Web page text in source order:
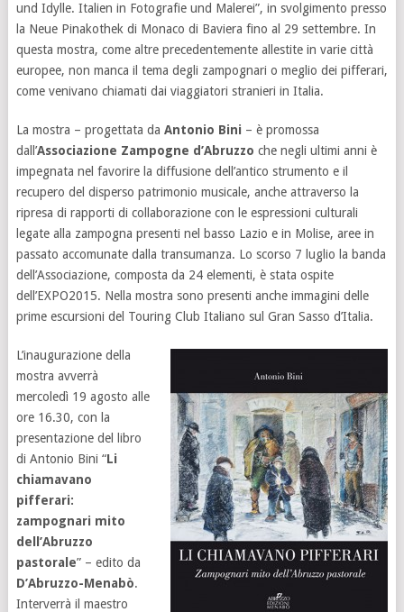
und Idylle. Italien in Fotografie und Malerei”, in svolgimento presso
la Neue Pinakothek di Monaco di Baviera fino al 29 settembre. In
questa mostra, come altre precedentemente allestite in varie città
europee, non manca il tema degli zampognari o meglio dei pifferari,
come venivano chiamati dai viaggiatori stranieri in Italia.
La mostra – progettata da Antonio Bini – è promossa
dall’Associazione Zampogne d’Abruzzo che negli ultimi anni è
impegnata nel favorire la diffusione dell’antico strumento e il
recupero del disperso patrimonio musicale, anche attraverso la
ripresa di rapporti di collaborazione con le espressioni culturali
legate alla zampogna presenti nel basso Lazio e in Molise, aree in
passato accomunate dalla transumanza. Lo scorso 7 luglio la banda
dell’Associazione, composta da 24 elementi, è stata ospite
dell’EXPO2015. Nella mostra sono presenti anche immagini delle
prime escursioni del Touring Club Italiano sul Gran Sasso d’Italia.
L’inaugurazione della
mostra avverrà
mercoledì 19 agosto alle
ore 16.30, con la
presentazione del libro
di Antonio Bini “Li
chiamavano
pifferari:
zampognari mito
dell’Abruzzo
pastorale” – edito da
D’Abruzzo-Menabò.
Interverrà il maestro